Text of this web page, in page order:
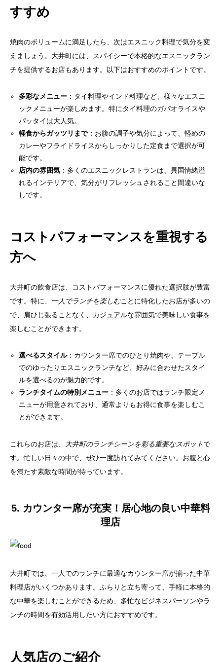
すすめ
焼肉のボリュームに満足したら、次はエスニック料理で気分を変
えましょう。大井町には、スパイシーで本格的なエスニックラン
チを提供するお店もあります。以下はおすすめのポイントです。
多彩なメニュー ：タイ料理やインド料理など、様々なエスニ
ックメニューが楽しめます。特にタイ料理のガパオライスや
パッタイは大人気。
軽食からガッツリまで：お腹の調子や気分によって、軽めの
カレーやフライドライスからしっかりした定食まで選択が可
能です。
店内の雰囲気 ：多くのエスニックレストランは、異国情緒溢
れるインテリアで、気分がリフレッシュされること間違いな
しです。
コストパフォーマンスを重視する
方へ
大井町の飲食店は、コストパフォーマンスに優れた選択肢が豊富
です。特に、
一人でランチを楽しむことに特化したお店が多いの
で、肩ひじ張ることなく、カジュアルな雰囲気で美味しい食事を
楽しむことができます。
選べるスタイル：カウンター席でのひとり焼肉や、テーブル
でのゆったりエスニックランチなど、好みに合わせたスタイ
ルを選べるのが魅力的です。
ランチタイムの特別メニュー ：多くのお店ではランチ限定メ
ニューが用意されており、通常よりもお得に食事を楽しむこ
とができます。
これらのお店は、 大井町のランチシーンを彩る重要なスポットで
す。忙しい日々の中で、ぜひ一度訪れてみてください。お腹と心
を満たす素敵な時間が待っています。
5. カウンター席が充実！居心地の良い中華料
理店
大井町では、一人でのランチに最適なカウンター席が揃った中華
料理店がいくつかあります。ふらりと立ち寄って、手軽に本格的
な中華を楽しむことができるため、多忙なビジネスパーソンやラ
ンチの時間を有効活用したい方におすすめです。
人気店のご紹介